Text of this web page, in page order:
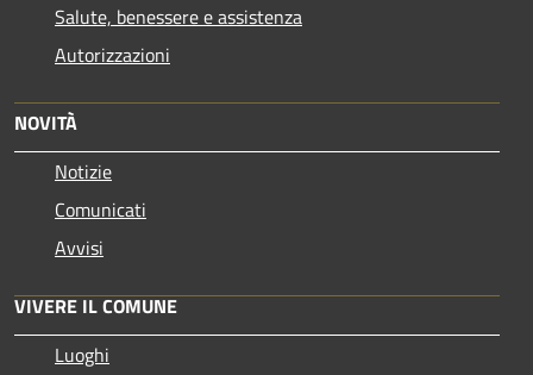
Salute, benessere e assistenza
Autorizzazioni
NOVITÀ
Notizie
Comunicati
Avvisi
VIVERE IL COMUNE
Luoghi